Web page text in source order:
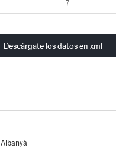
7
Descárgate los datos en xml
Albanyà